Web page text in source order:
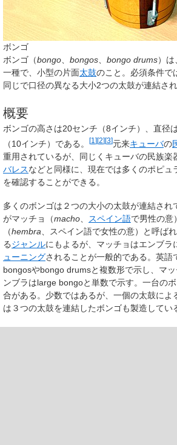
ボンゴ
ボンゴ （bongo、 bongos、 bongo drums）は
一種で、小型の片面太鼓のこと。必須条件で
同じで口径の異なる大小2つの太鼓が連結され
概要
ボンゴの高さは20センチ（8インチ）、直径
（10インチ）である。
[1 ][2][3]元来キューバの
重用されているが、同じくキューバの民族楽
バレスなどと同様に、現在では多くのポピュ
を確認することができる。
多くのボンゴは２つの大小の太鼓が連結され
がマッチョ （macho、 スペイン語で男性の意
（hembra、スペイン語で女性の意）と呼ば
るジャンルにもよるが、マッチョはエンブラ
ューニングされることが一般的である。英語
bongosやbongo drumsと複数形で示し、マ
ンブラはlarge bongoと単数で示す。一台の
合がある。少数ではあるが、一個の太鼓によ
は３つの太鼓を連結したボンゴも製造してい